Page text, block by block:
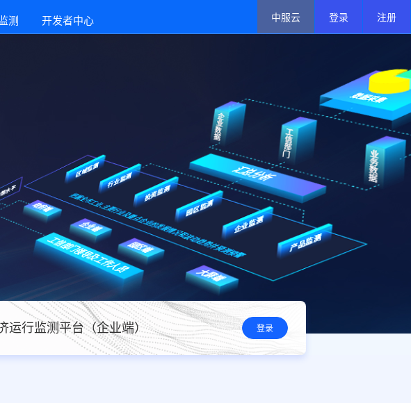
测 开发者中心 中服云 登录 注册
运行监测平台（企业端） 登录